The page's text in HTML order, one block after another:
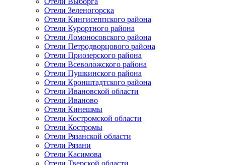
Отели Зеленогорска
Отели Кингисеппского района
Отели Курортного района
Отели Ломоносовского района
Отели Петродворцового района
Отели Приозерского района
Отели Всеволожского района
Отели Пушкинского района
Отели Кронштадтского района
Отели Ивановской области
Отели Иваново
Отели Кинешмы
Отели Костромской области
Отели Костромы
Отели Рязанской области
Отели Рязани
Отели Касимова
Отели Тверской области